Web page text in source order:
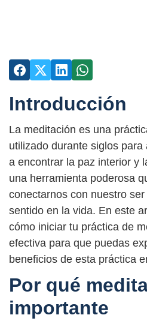
Introducción
La meditación es una
utilizado durante siglos
a encontrar la paz interior y
una herramienta poderosa
conectarnos con nuestro
sentido en la vida. En este
cómo iniciar tu práctica de
efectiva para que puedas
beneficios de esta práctica
Por qué
importante